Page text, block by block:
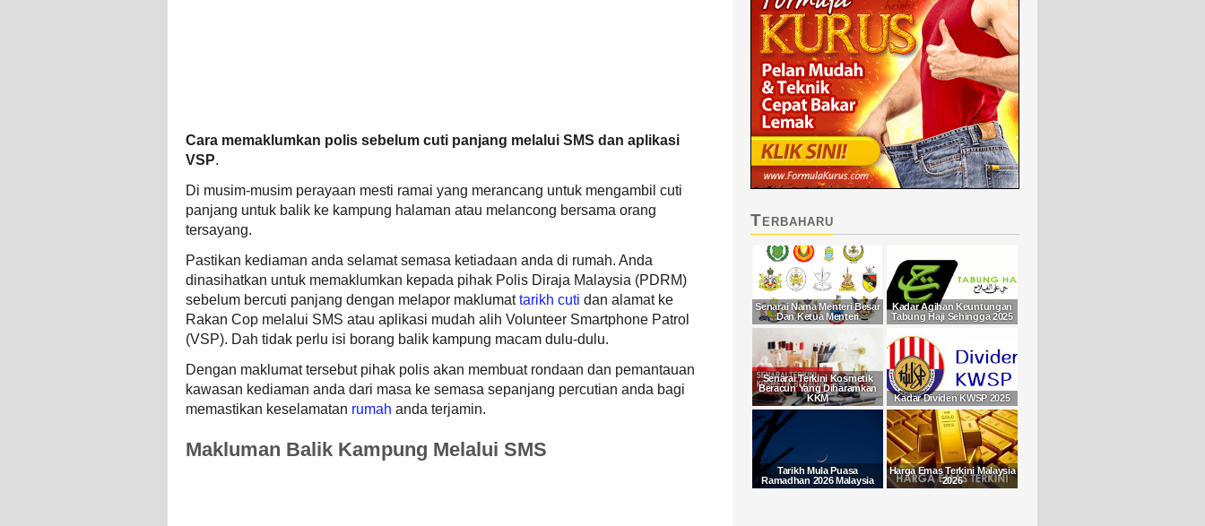
Cara memaklumkan polis sebelum cuti panjang melalui SMS dan aplikasi
VSP.
Di musim-musim perayaan mesti ramai yang merancang untuk mengambil cuti
panjang untuk balik ke kampung halaman atau melancong bersama orang
tersayang.
Pastikan kediaman anda selamat semasa ketiadaan anda di rumah. Anda
dinasihatkan untuk memaklumkan kepada pihak Polis Diraja Malaysia (PDRM)
sebelum bercuti panjang dengan melapor maklumattarikh cuti dan alamat ke
Rakan Cop melalui SMS atau aplikasi mudah alih Volunteer Smartphone Patrol
(VSP). Dah tidak perlu isi borang balik kampung macam dulu-dulu.
Dengan maklumat tersebut pihak polis akan membuat rondaan dan pemantauan
kawasan kediaman anda dari masa ke semasa sepanjang percutian anda bagi
memastikan keselamatan rumah anda terjamin.
Makluman Balik Kampung Melalui SMS
Terbaharu
Senarai Nama Menteri Besar
Dan Ketua Menteri
Kadar Agihan Keuntungan
Tabung Haji Sehingga 2025
Senarai Terkini Kosmetik
Beracun Yang Diharamkan
KKM
Kadar Dividen KWSP 2025
Tarikh Mula Puasa
Ramadhan 2026 Malaysia
Harga Emas Terkini Malaysia
2026